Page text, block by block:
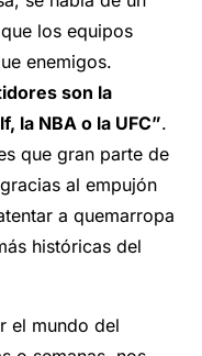
los equipos
enemigos.
son la
la NBA o la UFC”.
que gran parte de
al empujón
a quemarropa
históricas del
el mundo del